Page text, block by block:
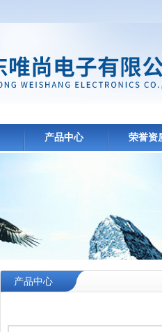
产品中心 荣誉资
产品中心